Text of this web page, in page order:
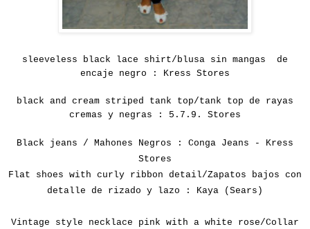
sleeveless black lace shirt/ blusa sin mangas de
encaje negro : Kress Stores
black and cream striped tank
top/tank top de rayas
cremas y negras : 5.7.9. Stores
Black jeans / Mahones Negros : Conga Jeans - Kress
Stores
Flat shoes with curly ribbon detail/Zapatos bajos con
detalle de rizado y lazo : Kaya (Sears)
Vintage style necklace pink with a white rose/Collar